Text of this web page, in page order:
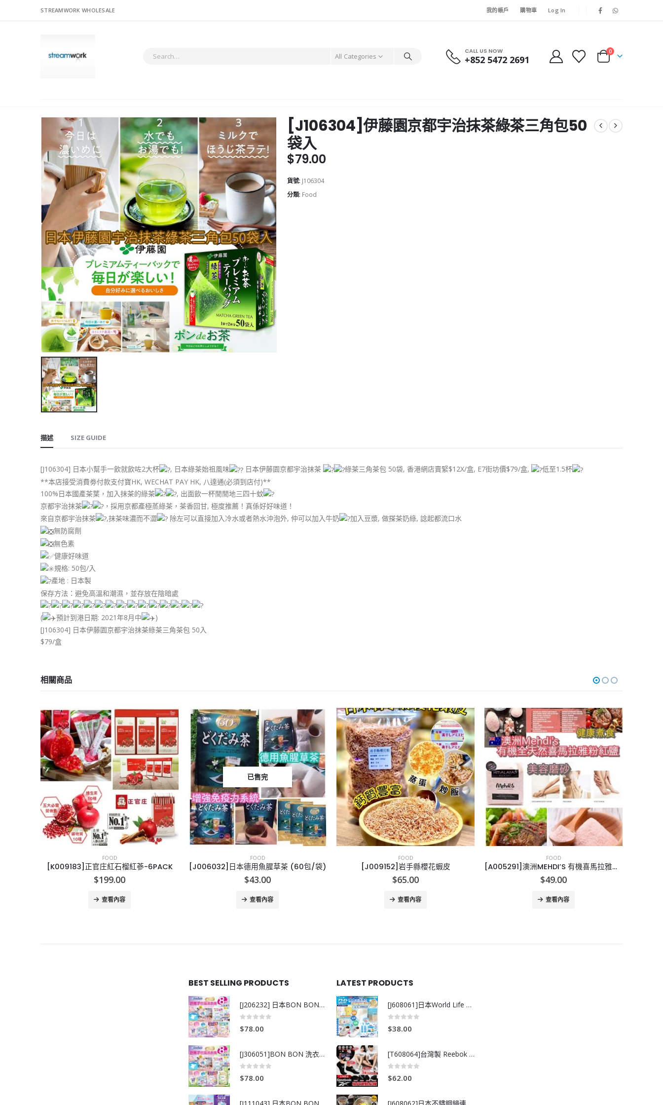
STREAMWORK WHOLESALE 我的帳戶 購物車 Log In
All Categories
CALL US NOW
+852 5472 2691
0
[J106304]伊藤園京都宇治抹茶綠茶三角包50
袋入
$79.00
貨號: J106304
分類: Food
描述 SIZE GUIDE
[J106304] 日本小幫手一飲就飲咗2大杯 , 日本綠茶始祖風味 日本伊藤園京都宇治抹茶 綠茶三角茶包 50袋, 香港網店賣緊$12X/盒, E7街坊價$79/盒,
低至1.5杯
**本店接受消費劵付款支付寶HK, WECHAT PAY HK, 八達通(必須到店付)**
100%日本國產茶葉，加入抹茶的綠茶
, 出面飲一杯閒閒地三四十蚊
京都宇治抹茶
，採用京都產極蒸綠茶，茶香回甘, 極度推薦！真係好好味道！
來自京都宇治抹茶
,抹茶味濃而不澀 除左可以直接加入冷水或者熱水沖泡外, 仲可以加入牛奶
加入豆漿, 做搽茶奶綠, 諗起都流口水
無防腐劑
無色素
健康好味道
規格: 50包/入
產地 : 日本製
保存方法：避免高溫和潮濕，並存放在陰暗處
( 預計到港日期: 2021年8月中
)
[J106304] 日本伊藤園京都宇治抹茶綠茶三角茶包 50入
$79/盒
相關商品
已售完
FOOD
[J006032]日本德用魚腥草茶 (60包/袋)
$43.00
查看內容
FOOD
[J009152]岩手縣櫻花蝦皮
$65.00
查看內容
FOOD
$49.00
查看內容
FOOD
[A009153]英國Twinings天然冷泡水果茶
$35.00
查看內容
BEST SELLING PRODUCTS
[J206232] 日本BON BON銀離子抗菌啫喱洗衣珠 (80粒)
$78.00
[J306051]BON BON 洗衣珠-牧場+爽+玫瑰葡萄-80粒
$78.00
LATEST PRODUCTS
[J608061]日本World Life 力去漬彩漂粉 20g *15包
$38.00
[T608064]台灣製 Reebok 棉質運動船襪 （3入組）
$62.00